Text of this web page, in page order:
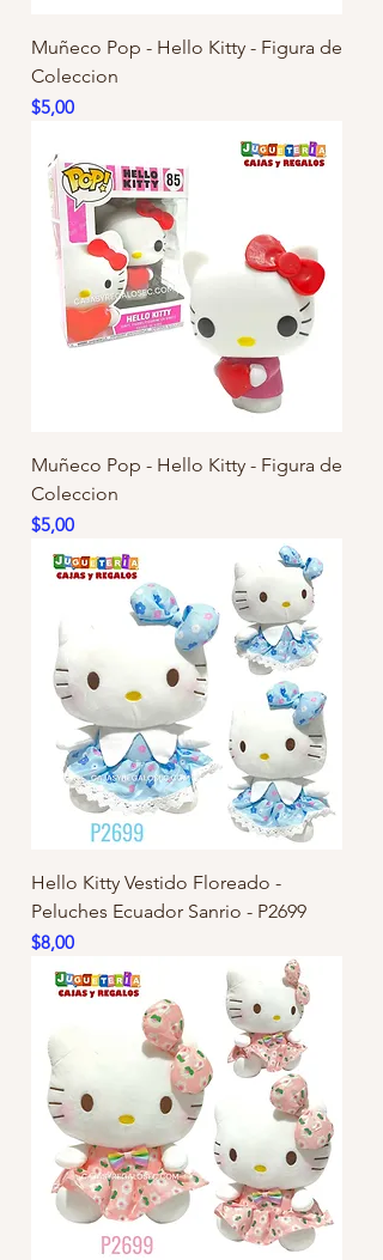
Muñeco Pop - Hello Kitty - Figura de
Coleccion
Precio
$5,00
Muñeco Pop - Hello Kitty - Figura de
Coleccion
Precio
$5,00
Hello Kitty Vestido Floreado -
Peluches Ecuador Sanrio - P2699
Precio
$8,00